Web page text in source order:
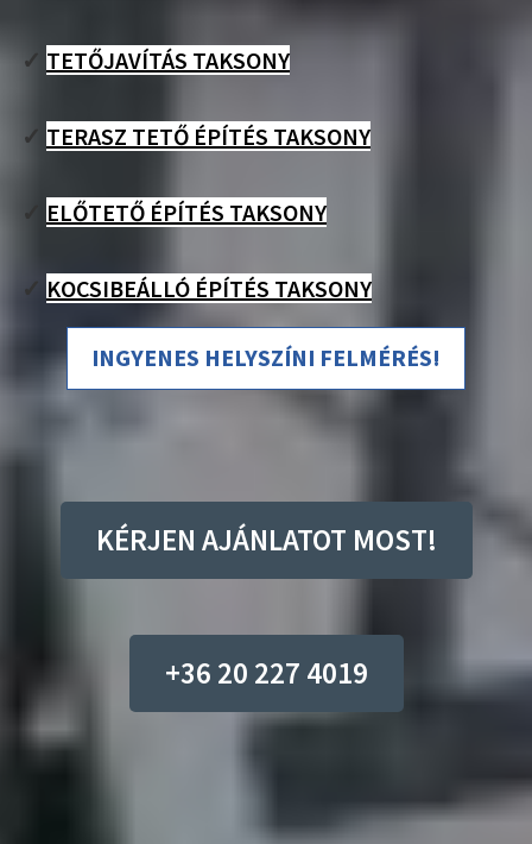
✓ TETŐJAVÍTÁS TAKSONY
✓ TERASZ TETŐ ÉPÍTÉS TAKSONY
✓ ELŐTETŐ ÉPÍTÉS TAKSONY
✓ KOCSIBEÁLLÓ ÉPÍTÉS TAKSONY
INGYENES HELYSZÍNI FELMÉRÉS!
KÉRJEN AJÁNLATOT MOST!
+36 20 227 4019